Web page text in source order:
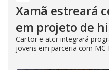
Xamã estreará
em projeto de
Cantor e ator integrará
jovens em parceria com MC